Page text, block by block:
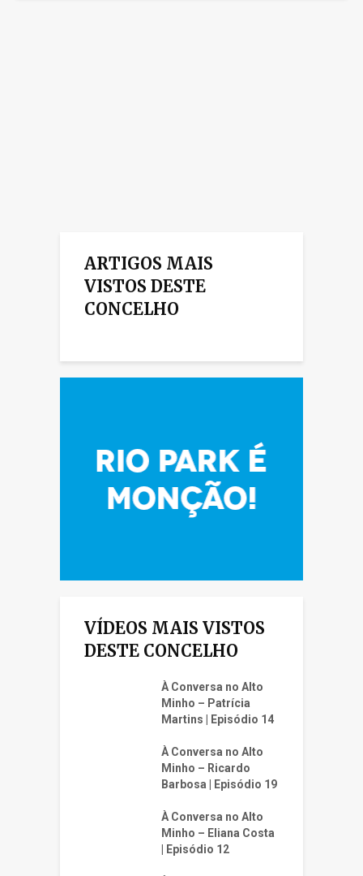
ARTIGOS MAIS
VISTOS DESTE
CONCELHO
VÍDEOS MAIS VISTOS
DESTE CONCELHO
À Conversa no Alto
Minho – Patrícia
Martins | Episódio 14
À Conversa no Alto
Minho – Ricardo
Barbosa | Episódio 19
À Conversa no Alto
Minho – Eliana Costa
| Episódio 12